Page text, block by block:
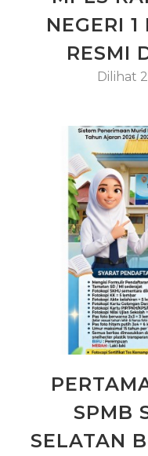
NEGERI
RESMI
Dilihat
SPMB
SELATAN